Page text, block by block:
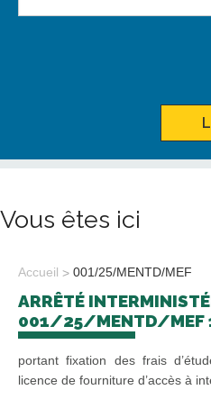
Vous êtes ici
Accueil 001/25/MENTD/MEF
ARRÊTÉ
001/25/MENTD/
portant fixation des frais
licence de fourniture d’accès à